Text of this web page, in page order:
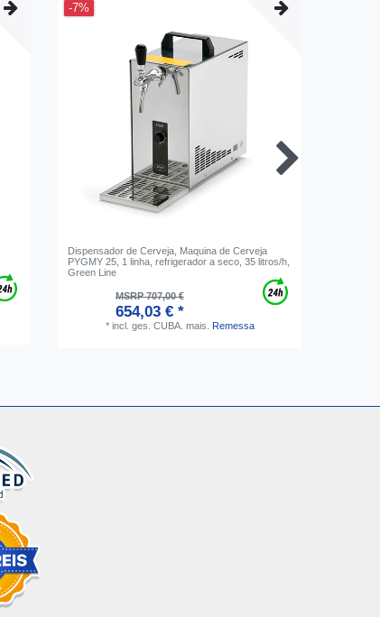
-7%
Dispensador de Cerveja, Maquina de Cerveja
PYGMY 25, 1 linha, refrigerador a seco, 35 litros/h,
Green Line
MSRP 707,00 €
654,03 € *
* incl. ges. CUBA. mais. Remessa